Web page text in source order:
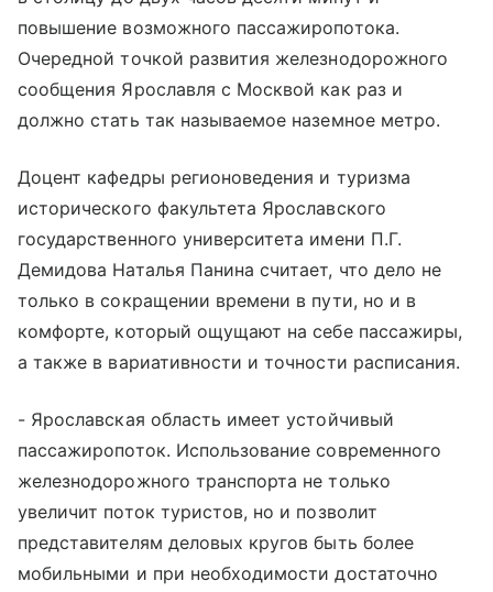
повышение возможного пассажиропотока.
Очередной точкой развития железнодорожного
сообщения Ярославля с Москвой как раз и
должно стать так называемое наземное метро.
Доцент кафедры регионоведения и туризма
исторического факультета Ярославского
государственного университета имени П.Г.
Демидова Наталья Панина считает, что дело не
только в сокращении времени в пути, но и в
комфорте, который ощущают на себе пассажиры,
а также в вариативности и точности расписания.
- Ярославская область имеет устойчивый
пассажиропоток. Использование современного
железнодорожного транспорта не только
увеличит поток туристов, но и позволит
представителям деловых кругов быть более
мобильными и при необходимости достаточно